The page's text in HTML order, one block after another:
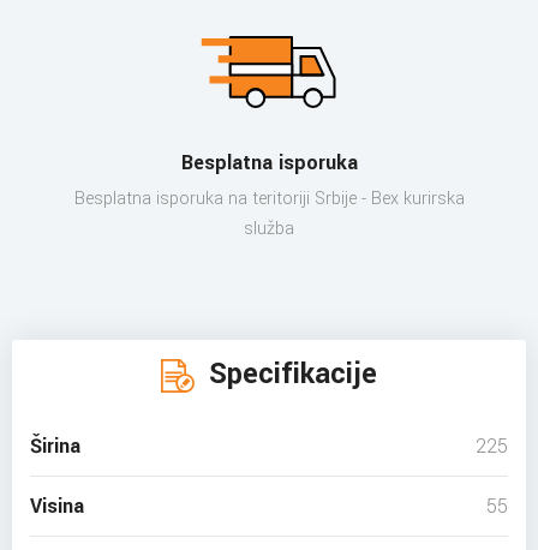
Besplatna isporuka
Besplatna isporuka na teritoriji Srbije - Bex kurirska
služba
Specifikacije
Širina 225
Visina 55